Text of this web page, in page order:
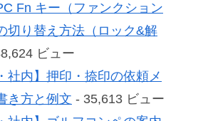
Fn キー（ファンクション
切り替え方法（ロック&解
ビュー
社内】押印・捺印の依頼メ
き方と例文 - 35,613 ビュー